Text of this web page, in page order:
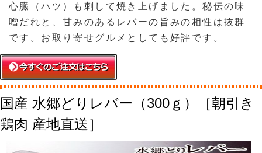
心臓（ハツ）も刺して焼き上げました。秘伝の味
噌だれと、甘みのあるレバーの旨みの相性は抜群
です。お取り寄せグルメとしても好評です。
国産 水郷どりレバー（300ｇ）［朝引き
鶏肉 産地直送］